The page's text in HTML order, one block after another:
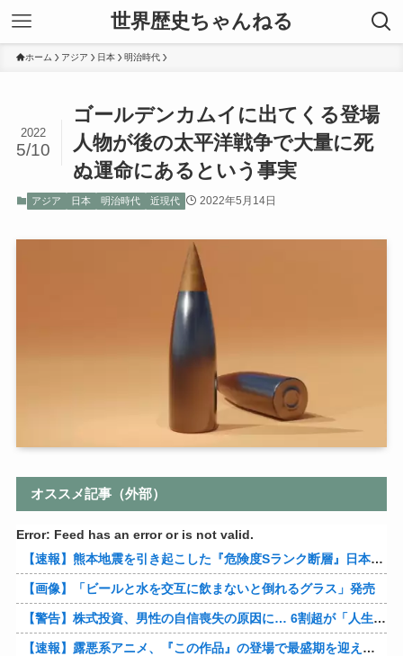
世界歴史ちゃんねる
ホーム アジア 日本 明治時代
ゴールデンカムイに出てくる登場
人物が後の太平洋戦争で大量に死
ぬ運命にあるという事実
2022
5/10
アジア 日本 明治時代 近現代 2022年5月14日
オススメ記事（外部）
Error: Feed has an error or is not valid.
【速報】熊本地震を引き起こした『危険度Sランク断層』日本のド真ん中に10カ所もあると判明
【画像】「ビールと水を交互に飲まないと倒れるグラス」発売
【警告】株式投資、男性の自信喪失の原因に… 6割超が「人生の敗者」自認
【速報】露悪系アニメ、『この作品』の登場で最盛期を迎えてしまう…